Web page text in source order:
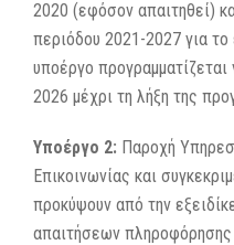
2020 (εφόσον απαιτηθεί)
περιόδου 2021-2027 για
υποέργο
2026 μέχρι τη λήξη της
Υποέργο 2: Παροχή
Επικοινωνίας και
προκύψουν από την
απαιτήσεων πληροφόρησης